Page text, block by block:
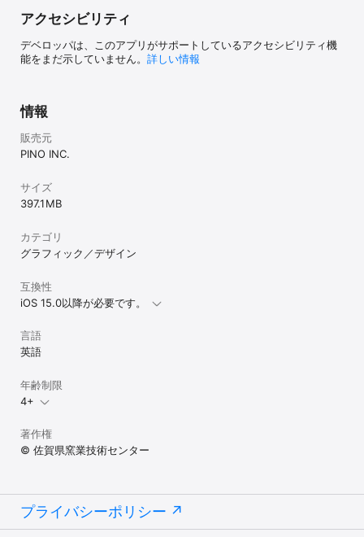
界に一つだけの作品を手に取ることができるようになりました。申
者が必要です。
ンプルデータ2020」としてリリースしました。
す。
プレスリリース
ease/20200325_colorsample.pdf
３．文様見本
タルアーカイブし、ご覧いただけます。
九州陶磁文化館　https://saga-museum.jp/ceramic/
４．よみもの
絵具や磁器のコラムを読むことができます。（リンク先：佐賀県窯
業技術センター）
５．肥前陶磁器窯業界に興味のある方
窯業の研修、セミナー情報をご覧いただけます。
https://www.scrl.gr.jp/main/47.html ）
６．佐賀県陶磁器工業協同組合
界の発展に寄与されています。
「いろえ-iroe2」の製造を窯業界を支えるをご覧いただけます。
（リンク先：佐賀県陶磁器工業協同組合
７．いろえからのお知らせ
本アプリに関する「いろえ公式サイト」のお知らせ情報をご覧いた
だけます。
アクセシビリティ
デベロッパは、このアプリがサポートしているアクセシビリティ機
能をまだ示していません。 詳しい情報
情報
販売元
PINO INC.
サイズ
397.1 MB
カテゴリ
グラフィック／デザイン
互換性
iOS 15.0以降が必要です。
言語
英語
年齢制限
4+
著作権
© 佐賀県窯業技術センター
プライバシーポリシー